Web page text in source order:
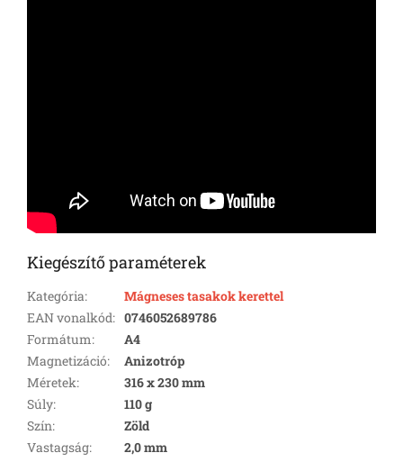
Kiegészítő paraméterek
Kategória:
Mágneses tasakok kerettel
EAN vonalkód: 0746052689786
Formátum:
A4
Magnetizáció:
Anizotróp
Méretek:
316 x 230 mm
Súly:
110 g
Szín:
Zöld
Vastagság: 2,0 mm